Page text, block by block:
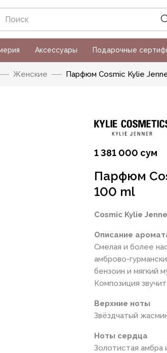
Аксессуары Подарочные
Женские Парфюм Cosmic Kylie
1 381 000 сум
Парфюм
100 ml
Cosmic Kylie
Описание
Смелая и более
амброво-
бензоин и мягкий
Композиция
Верхние ноты
Звёздчатый
Ноты сердца
Золотистая амбра